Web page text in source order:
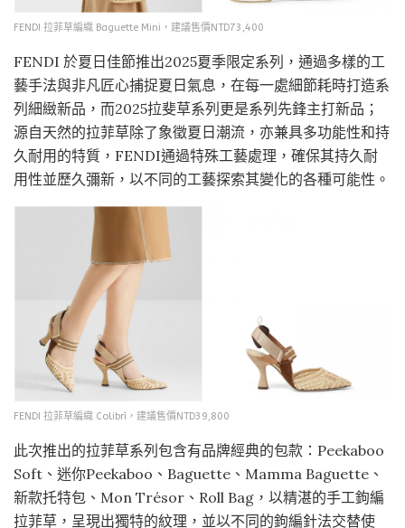
FENDI 拉菲草編織 Baguette Mini，建議售價NTD73,400
FENDI 於夏日佳節推出2025夏季限定系列，通過多樣的工
藝手法與非凡匠心捕捉夏日氣息，在每一處細節耗時打造系
列細緻新品，而2025拉斐草系列更是系列先鋒主打新品；
源自天然的拉菲草除了象徵夏日潮流，亦兼具多功能性和持
久耐用的特質，FENDI通過特殊工藝處理，確保其持久耐
用性並歷久彌新，以不同的工藝探索其變化的各種可能性。
FENDI 拉菲草編織 Colibrì，建議售價NTD39,800
此次推出的拉菲草系列包含有品牌經典的包款：Peekaboo
Soft、迷你Peekaboo、Baguette、Mamma Baguette、
新款托特包、Mon Trésor、Roll Bag，以精湛的手工鉤編
拉菲草，呈現出獨特的紋理，並以不同的鉤編針法交替使